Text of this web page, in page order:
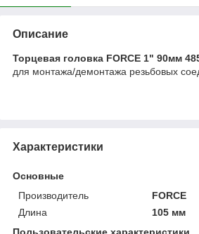
Описание
Торцевая головка FORCE 1" 90мм
для монтажа/демонтажа резьбовых
Характеристики
Основные
Производитель
FORCE
Длина
105 мм
Пользовательские характеристики